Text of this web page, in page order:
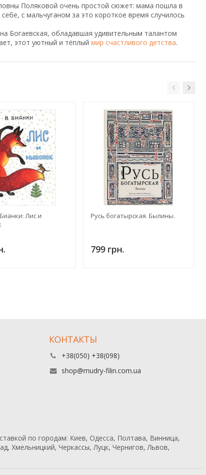
Поляковой очень простой сюжет: мама пошла в
с мальчуганом за это короткое время случилось
Богаевская, обладавшая удивительным талантом
этот уютный и тёплый мир счастливого детства.
Лис и
Русь богатырская. Былины.
799 грн.
КОНТАКТЫ
+38(050) +38(098)
shop@mudry-filin.com.ua
по городам: Киев, Одесса, Полтава, Винница,
Хмельницкий, Черкассы, Луцк, Чернигов, Львов,